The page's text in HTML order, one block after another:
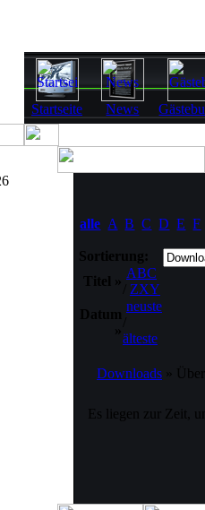
Startseite News
alle A B C D E F
Sortierung:
Titel »
ABC
ZXY
Datum
»
neuste
älteste
Downloads »
Es liegen zur Zeit,